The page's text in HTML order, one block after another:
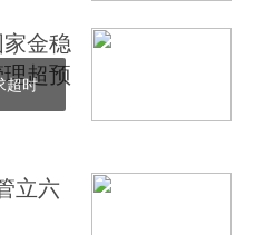
家金稳
超预
立六
超时